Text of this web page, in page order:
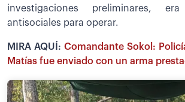
investigaciones preliminares,
antisociales para operar.
MIRA AQUÍ: Comandante Sokol:
Matías fue enviado con un arma